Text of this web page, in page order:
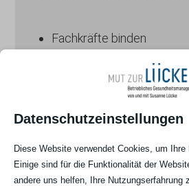
Fachkräfte binden
Mitarbeiterzufriedenheit
Produktivität steigern
Langfristiger Erhalt der
Beschäftigungsfähigkeit
Gesunderhaltung der
Datenschutzeinstellungen
Diese Website verwendet Cookies, um Ihre
Einige sind für die Funktionalität der
andere uns helfen, Ihre Nutzungserfahrung